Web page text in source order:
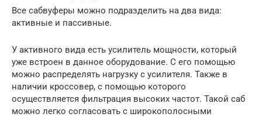
Все сабвуферы можно подразделить на два вида:
активные и пассивные.
У активного вида есть усилитель мощности, который
уже встроен в данное оборудование. С его помощью
можно распределять нагрузку с усилителя. Также в
наличии кроссовер, с помощью которого
осуществляется фильтрация высоких частот. Такой саб
можно легко согласовать с широкополосными